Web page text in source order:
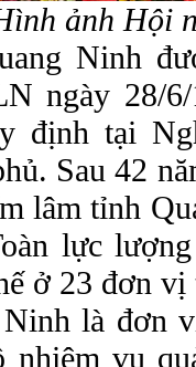
ảnh Hội
Ninh
ngày 28/
định tại
Sau 42
lâm tỉnh
lực
ở 23 đơn
là đơn
nhiệm vụ